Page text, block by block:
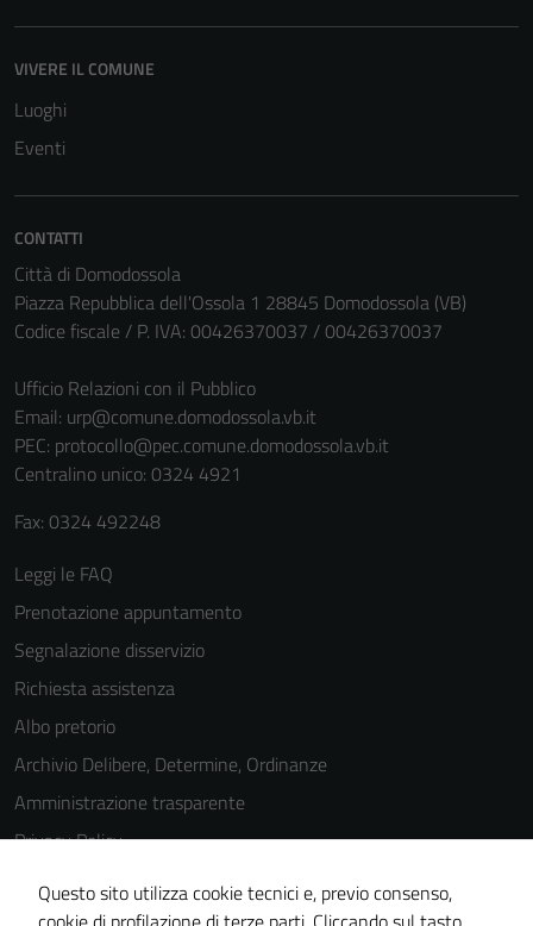
VIVERE IL COMUNE
Luoghi
Eventi
CONTATTI
Città di Domodossola
Piazza Repubblica dell'Ossola 1 28845 Domodossola (VB)
Codice fiscale / P. IVA: 00426370037 / 00426370037
Ufficio Relazioni con il Pubblico
Email: urp@comune.domodossola.vb.it
PEC: protocollo@pec.comune.domodossola.vb.it
Centralino unico: 0324 4921
Fax: 0324 492248
Leggi le FAQ
Prenotazione appuntamento
Segnalazione disservizio
Richiesta assistenza
Albo pretorio
Archivio Delibere, Determine, Ordinanze
Amministrazione trasparente
Privacy Policy
Cookie Policy
Note legali
Questo sito utilizza cookie tecnici e, previo consenso,